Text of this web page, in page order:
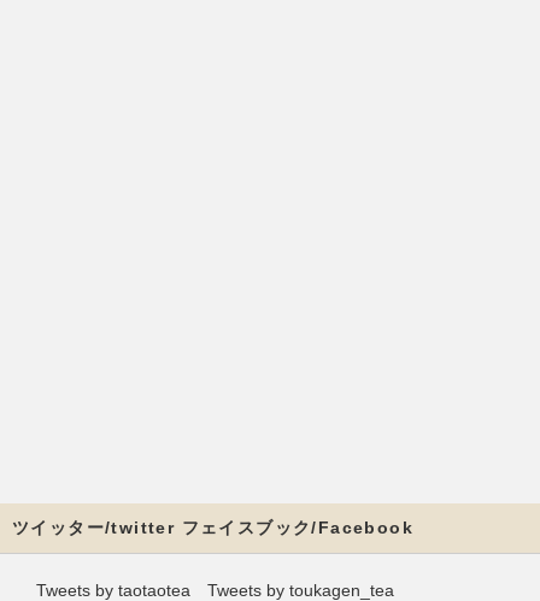
ツイッター/twitter フェイスブック/Facebook
Tweets by taotaotea Tweets by toukagen_tea